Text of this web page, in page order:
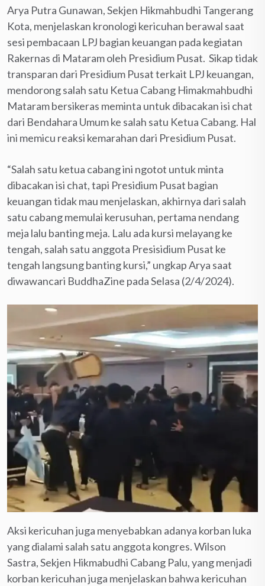
Arya Putra Gunawan, Sekjen Hikmahbudhi Tangerang
Kota, menjelaskan kronologi kericuhan berawal saat
sesi pembacaan LPJ bagian keuangan pada kegiatan
Rakernas di Mataram oleh Presidium Pusat. Sikap tidak
transparan dari Presidium Pusat terkait LPJ keuangan,
mendorong salah satu Ketua Cabang Himakmahbudhi
Mataram bersikeras meminta untuk dibacakan isi chat
dari Bendahara Umum ke salah satu Ketua Cabang. Hal
ini memicu reaksi kemarahan dari Presidium Pusat.
“Salah satu ketua cabang ini ngotot untuk minta
dibacakan isi chat, tapi Presidium Pusat bagian
keuangan tidak mau menjelaskan, akhirnya dari salah
satu cabang memulai kerusuhan, pertama nendang
meja lalu banting meja. Lalu ada kursi melayang ke
tengah, salah satu anggota Presisidium Pusat ke
tengah langsung banting kursi,” ungkap Arya saat
diwawancari BuddhaZine pada Selasa (2/4/2024).
Aksi kericuhan juga menyebabkan adanya korban luka
yang dialami salah satu anggota kongres. Wilson
Sastra, Sekjen Hikmabudhi Cabang Palu, yang menjadi
korban kericuhan juga menjelaskan bahwa kericuhan